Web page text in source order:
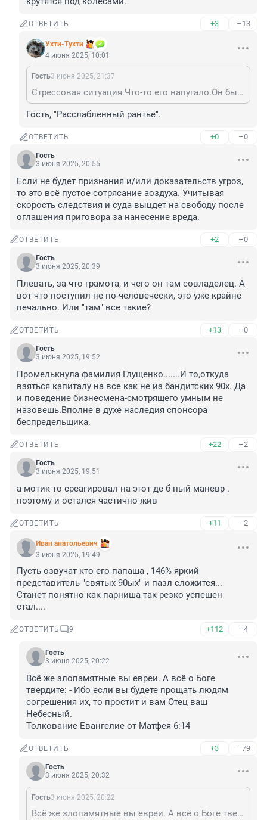
ОТВЕТИТЬ +3 –13
Ухти-Тухти
4 июня 2025, 10:01
Гость3 июня 2025, 21:37
Стрессовая ситуация.Что-то его напугало.Он был в состоянии аффекта.Человеческий фактор.Судьи это учтут.Он не испытывал неприязни к потерпевшему.А,эти мотобайки так и крутятся,так и крутятся под колесами.
Гость, "Расслабленный рантье".
ОТВЕТИТЬ +0 –0
Гость
3 июня 2025, 20:55
Если не будет признания и/или доказательств угроз,
то это всё пустое сотрясание аоздуха. Учитывая
скорость следствия и суда выцдет на свободу после
оглашения приговора за нанесение вреда.
ОТВЕТИТЬ +2 –0
Гость
3 июня 2025, 20:39
Плевать, за что грамота, и чего он там совладелец. А
вот что поступил не по-человечески, это уже крайне
печально. Или "там" все такие?
ОТВЕТИТЬ +13 –0
Гость
3 июня 2025, 19:52
Промелькнула фамилия Глущенко.......И то,откуда
взяться капиталу на все как не из бандитских 90х. Да
и поведение бизнесмена-смотрящего умным не
назовешь.Вполне в духе наследия спонсора
беспредельщика.
ОТВЕТИТЬ +22 –2
Гость
3 июня 2025, 19:51
а мотик-то среагировал на этот де б ный маневр .
поэтому и остался частично жив
ОТВЕТИТЬ +11 –2
Иван анатольевич
3 июня 2025, 19:49
Пусть озвучат кто его папаша , 146% яркий
представитель "святых 90ых" и пазл сложится...
Станет понятно как парниша так резко успешен
стал....
ОТВЕТИТЬ 9 +112 –4
Гость
3 июня 2025, 20:22
Всё же злопамятные вы евреи. А всё о Боге
твердите: - Ибо если вы будете прощать людям
согрешения их, то простит и вам Отец ваш
Небесный.
Толкование Евангелие от Матфея 6:14
ОТВЕТИТЬ +3 –79
Гость
3 июня 2025, 20:32
Гость3 июня 2025, 20:22
Всё же злопамятные вы евреи. А всё о Боге твердите: - Ибо если вы будете прощать людям согрешения их, то простит и вам Отец ваш Небесный. Толкование Евангелие от Матфея 6:14